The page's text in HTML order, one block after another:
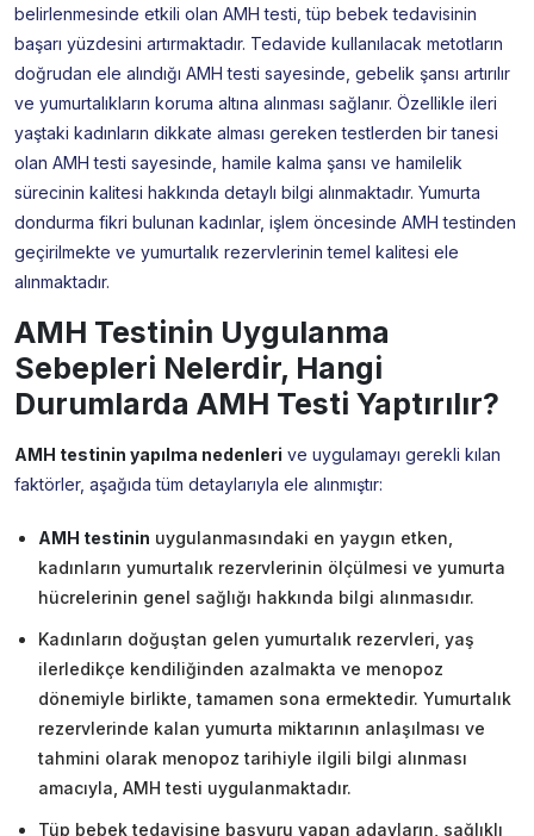
belirlenmesinde etkili olan AMH testi, tüp bebek tedavisinin
başarı yüzdesini artırmaktadır. Tedavide kullanılacak metotların
doğrudan ele alındığı AMH testi sayesinde, gebelik şansı artırılır
ve yumurtalıkların koruma altına alınması sağlanır. Özellikle ileri
yaştaki kadınların dikkate alması gereken testlerden bir tanesi
olan AMH testi sayesinde, hamile kalma şansı ve hamilelik
sürecinin kalitesi hakkında detaylı bilgi alınmaktadır. Yumurta
dondurma fikri bulunan kadınlar, işlem öncesinde AMH testinden
geçirilmekte ve yumurtalık rezervlerinin temel kalitesi ele
alınmaktadır.
AMH Testinin Uygulanma
Sebepleri Nelerdir, Hangi
Durumlarda AMH Testi Yaptırılır?
AMH testinin yapılma nedenleri ve uygulamayı gerekli kılan
faktörler, aşağıda tüm detaylarıyla ele alınmıştır:
AMH testinin uygulanmasındaki en yaygın etken,
kadınların yumurtalık rezervlerinin ölçülmesi ve yumurta
hücrelerinin genel sağlığı hakkında bilgi alınmasıdır.
Kadınların doğuştan gelen yumurtalık rezervleri, yaş
ilerledikçe kendiliğinden azalmakta ve menopoz
dönemiyle birlikte, tamamen sona ermektedir. Yumurtalık
rezervlerinde kalan yumurta miktarının anlaşılması ve
tahmini olarak menopoz tarihiyle ilgili bilgi alınması
amacıyla, AMH testi uygulanmaktadır.
Tüp bebek tedavisine başvuru yapan adayların, sağlıklı